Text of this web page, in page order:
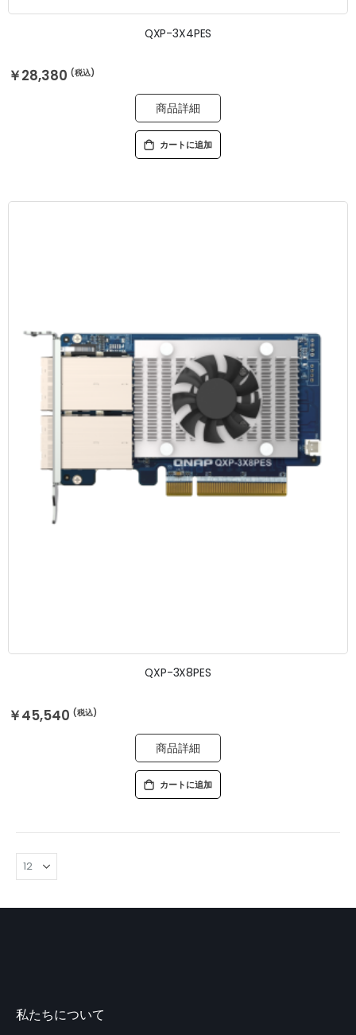
QXP-3X4PES
￥28,380
商品詳細
カートに追加
QXP-3X8PES
￥45,540
商品詳細
カートに追加
私たちについて